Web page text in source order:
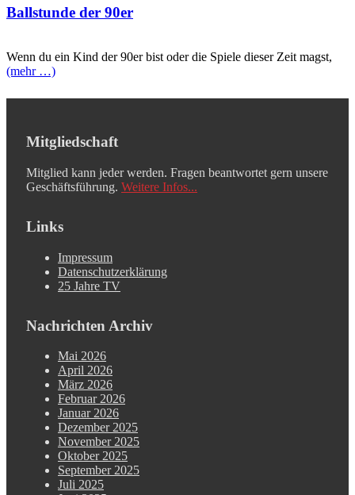
Ballstunde der 90er
Wenn du ein Kind der 90er bist oder die Spiele dieser Zeit magst,
(mehr …)
Mitgliedschaft
Mitglied kann jeder werden. Fragen beantwortet gern unsere
Geschäftsführung. Weitere Infos...
Links
Impressum
Datenschutzerklärung
25 Jahre TV
Nachrichten Archiv
Mai 2026
April 2026
März 2026
Februar 2026
Januar 2026
Dezember 2025
November 2025
Oktober 2025
September 2025
Juli 2025